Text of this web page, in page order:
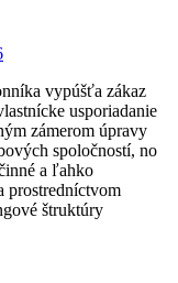
vypúšťa zákaz
usporiadanie
zámerom úpravy
spoločností, no
a ľahko
prostredníctvom
štruktúry